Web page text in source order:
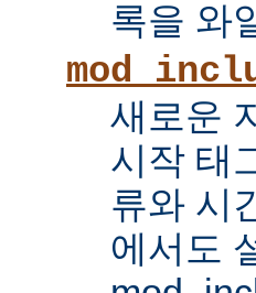
록을 와
새로운
시작 태
류와 시
에서도